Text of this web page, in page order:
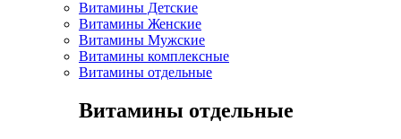
Витамины Детские
Витамины Женские
Витамины Мужские
Витамины комплексные
Витамины отдельные
Витамины отдельные